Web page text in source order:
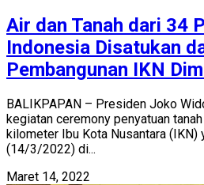
Air dan Tanah dari 34
Indonesia Disatukan
Pembangunan IKN
BALIKPAPAN – Presiden Joko
kegiatan ceremony penyatuan
kilometer Ibu Kota Nusantara (IKN)
(14/3/2022) di...
Maret 14, 2022